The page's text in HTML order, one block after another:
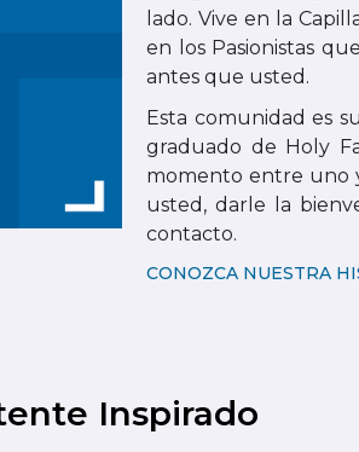
lado. Vive en la
en los Pasionistas
antes que usted.
Esta comunidad es
graduado de Holy
momento entre uno
usted, darle la
contacto.
CONOZCA NUESTRA
Inspirado